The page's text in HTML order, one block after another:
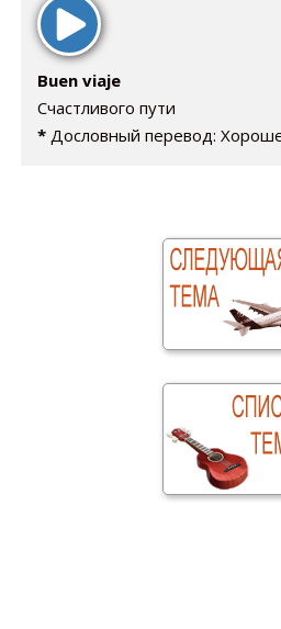
Buen viaje
Счастливого пути
Дословный перевод: